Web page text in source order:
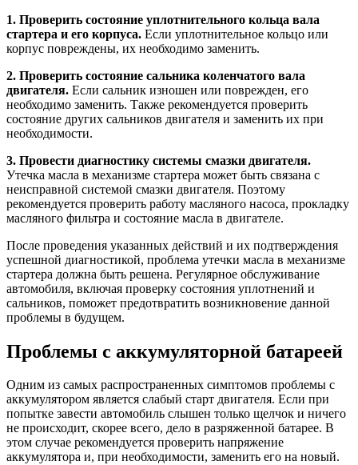
1. Проверить состояние уплотнительного кольца вала
стартера и его корпуса. Если уплотнительное кольцо или
корпус повреждены, их необходимо заменить.
2. Проверить состояние сальника коленчатого вала
двигателя. Если сальник изношен или поврежден, его
необходимо заменить. Также рекомендуется проверить
состояние других сальников двигателя и заменить их при
необходимости.
3. Провести диагностику системы смазки двигателя.
Утечка масла в механизме стартера может быть связана с
неисправной системой смазки двигателя. Поэтому
рекомендуется проверить работу масляного насоса, прокладку
масляного фильтра и состояние масла в двигателе.
После проведения указанных действий и их подтверждения
успешной диагностикой, проблема утечки масла в механизме
стартера должна быть решена. Регулярное обслуживание
автомобиля, включая проверку состояния уплотнений и
сальников, поможет предотвратить возникновение данной
проблемы в будущем.
Проблемы с аккумуляторной батареей
Одним из самых распространенных симптомов проблемы с
аккумулятором является слабый старт двигателя. Если при
попытке завести автомобиль слышен только щелчок и ничего
не происходит, скорее всего, дело в разряженной батарее. В
этом случае рекомендуется проверить напряжение
аккумулятора и, при необходимости, заменить его на новый.